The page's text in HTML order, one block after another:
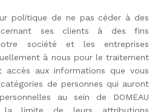
politique de ne pas céder à des
ses clients à des fins
société et les entreprises
à nous pour le traitement
aux informations que vous
de personnes qui auront
au sein de DOMEAU